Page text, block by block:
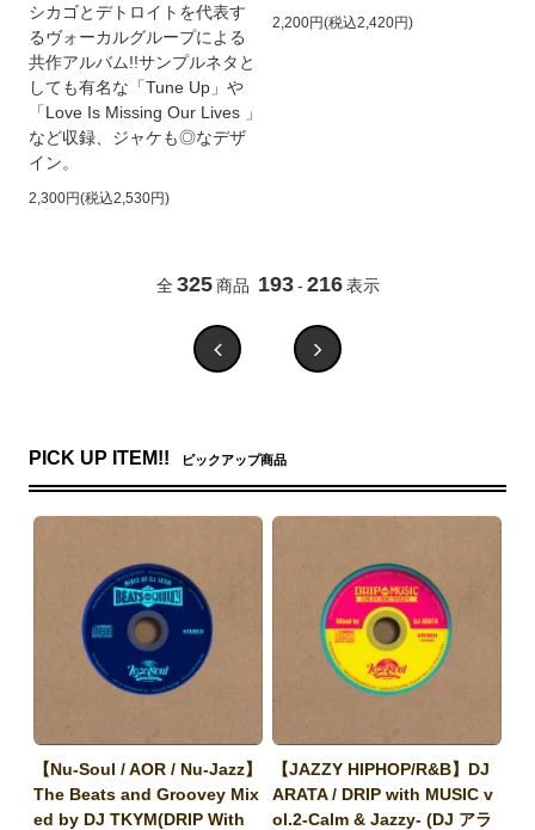
シカゴとデトロイトを代表す
るヴォーカルグループによる
共作アルバム!!サンプルネタと
しても有名な「Tune Up」や
「Love Is Missing Our Lives 」
など収録、ジャケも◎なデザ
イン。
2,300円(税込2,530円)
2,200円(税込2,420円)
全 325 商品 193 - 216 表示
PICK UP ITEM!! ピックアップ商品
【Nu-Soul / AOR / Nu-Jazz】
The Beats and Groovey Mix
ed by DJ TKYM(DRIP With
【JAZZY HIPHOP/R&B】DJ
ARATA / DRIP with MUSIC v
ol.2-Calm & Jazzy- (DJ アラ